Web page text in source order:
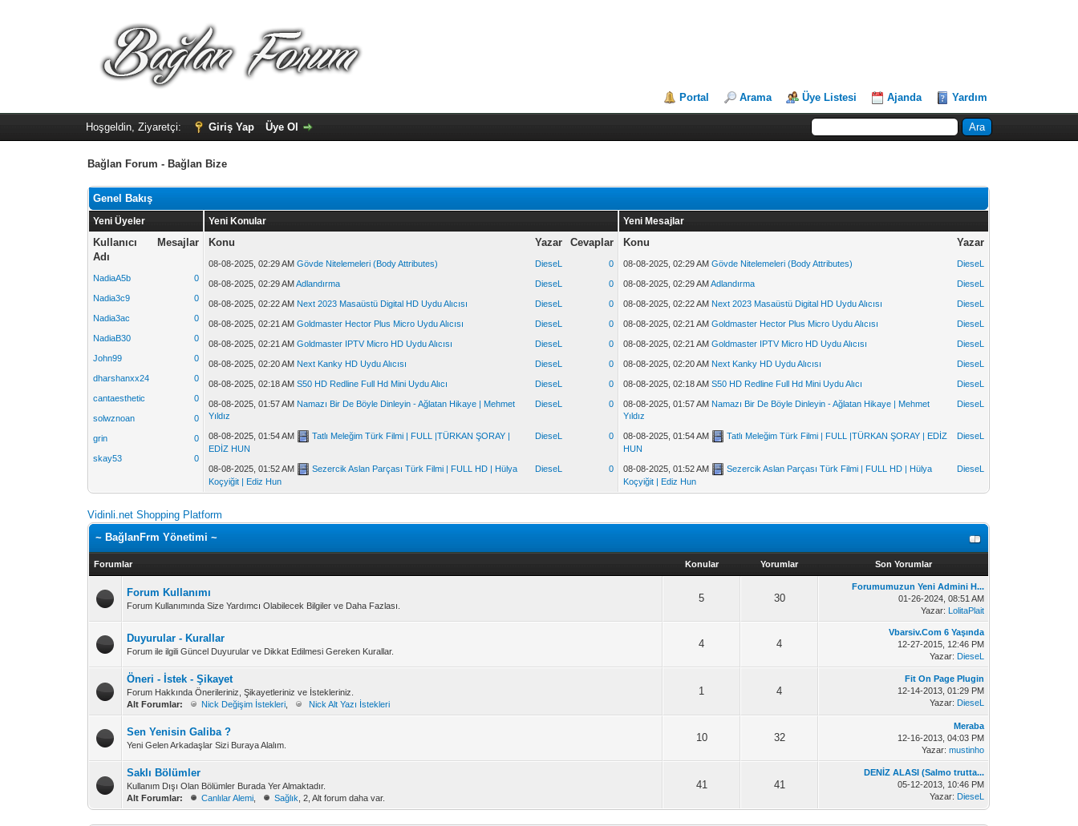
Portal Arama Üye Listesi Ajanda Yardım
Hoşgeldin, Ziyaretçi: Giriş Yap Üye Ol
Bağlan Forum - Bağlan Bize
Genel Bakış
Yeni Üyeler
Kullanıcı
Adı
Mesajlar
NadiaA5b 0
Nadia3c9 0
Nadia3ac 0
NadiaB30 0
John99 0
dharshanxx24 0
cantaesthetic 0
solwznoan 0
grin 0
skay53 0
Yeni Konular
Konu Yazar Cevaplar
08-08-2025, 02:29 AMGövde Nitelemeleri (Body Attributes) DieseL 0
08-08-2025, 02:29 AMAdlandırma DieseL 0
08-08-2025, 02:22 AM Next 2023 Masaüstü Digital HD Uydu Alıcısı DieseL 0
08-08-2025, 02:21 AMGoldmaster Hector Plus Micro Uydu Alıcısı DieseL 0
08-08-2025, 02:21 AMGoldmaster IPTV Micro HD Uydu Alıcısı DieseL 0
08-08-2025, 02:20 AM Next Kanky HD Uydu Alıcısı DieseL 0
08-08-2025, 02:18 AMS50 HD Redline Full Hd Mini Uydu Alıcı DieseL 0
08-08-2025, 01:57 AM Namazı Bir De Böyle Dinleyin - Ağlatan Hikaye | Mehmet
Yıldız
DieseL 0
08-08-2025, 01:54 AM
Tatlı Meleğim Türk Filmi | FULL |TÜRKAN ŞORAY |
EDİZ HUN
DieseL 0
08-08-2025, 01:52 AM
Sezercik Aslan Parçası Türk Filmi | FULL HD | Hülya
Koçyiğit | Ediz Hun
DieseL 0
Yeni Mesajlar
Konu Yazar
08-08-2025, 02:29 AMGövde Nitelemeleri (Body Attributes) DieseL
08-08-2025, 02:29 AMAdlandırma DieseL
08-08-2025, 02:22 AM Next 2023 Masaüstü Digital HD Uydu Alıcısı DieseL
08-08-2025, 02:21 AMGoldmaster Hector Plus Micro Uydu Alıcısı DieseL
08-08-2025, 02:21 AMGoldmaster IPTV Micro HD Uydu Alıcısı DieseL
08-08-2025, 02:20 AM Next Kanky HD Uydu Alıcısı DieseL
08-08-2025, 02:18 AMS50 HD Redline Full Hd Mini Uydu Alıcı DieseL
08-08-2025, 01:57 AM Namazı Bir De Böyle Dinleyin - Ağlatan Hikaye | Mehmet
Yıldız
DieseL
08-08-2025, 01:54 AM
Tatlı Meleğim Türk Filmi | FULL |TÜRKAN ŞORAY | EDİZ
HUN
DieseL
08-08-2025, 01:52 AM
Sezercik Aslan Parçası Türk Filmi | FULL HD | Hülya
Koçyiğit | Ediz Hun
DieseL
Vidinli.net Shopping Platform
~ BağlanFrm Yönetimi ~
Forumlar Konular Yorumlar Son Yorumlar
Forum Kullanımı
Forum Kullanımında Size Yardımcı Olabilecek Bilgiler ve Daha Fazlası.
5 30
Forumumuzun Yeni Admini H...
01-26-2024, 08:51 AM
Yazar: LolitaPlait
Duyurular - Kurallar
Forum ile ilgili Güncel Duyurular ve Dikkat Edilmesi Gereken Kurallar.
4 4
Vbarsiv.Com 6 Yaşında
12-27-2015, 12:46 PM
Yazar: DieseL
Öneri - İstek - Şikayet
Forum Hakkında Önerileriniz, Şikayetleriniz ve İstekleriniz.
Alt Forumlar:
Nick Değişim İstekleri Nick Alt Yazı İstekleri
1 4
Fit On Page Plugin
12-14-2013, 01:29 PM
Yazar: DieseL
Sen Yenisin Galiba ?
Yeni Gelen Arkadaşlar Sizi Buraya Alalım.
10 32
Meraba
12-16-2013, 04:03 PM
Yazar:mustinho
Saklı Bölümler
Kullanım Dışı Olan Bölümler Burada Yer Almaktadır.
Alt Forumlar:
Canlılar Alemi Sağlık , 2, Alt forum daha var.
41 41
DENİZ ALASI (Salmo trutta...
05-12-2013, 10:46 PM
Yazar: DieseL